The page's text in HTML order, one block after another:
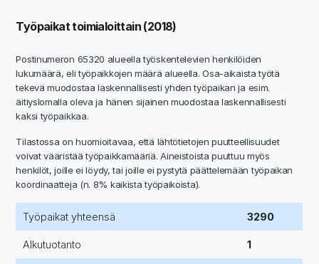
Työpaikat toimialoittain (2018)
Postinumeron 65320 alueella työskentelevien henkilöiden
lukumäärä, eli työpaikkojen määrä alueella. Osa-aikaista työtä
tekevä muodostaa laskennallisesti yhden työpaikan ja esim.
äitiyslomalla oleva ja hänen sijainen muodostaa laskennallisesti
kaksi työpaikkaa.
Tilastossa on huomioitavaa, että lähtötietojen puutteellisuudet
voivat vääristää työpaikkamääriä. Aineistoista puuttuu myös
henkilöt, joille ei löydy, tai joille ei pystytä päättelemään työpaikan
koordinaatteja (n. 8% kaikista työpaikoista).
Työpaikat yhteensä 3290
Alkutuotanto 1